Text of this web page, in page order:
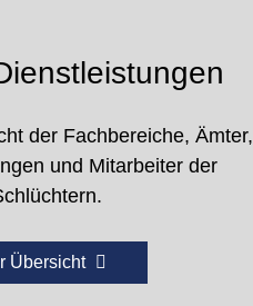
der Fachbereiche, Ämter,
und Mitarbeiter der
Übersicht